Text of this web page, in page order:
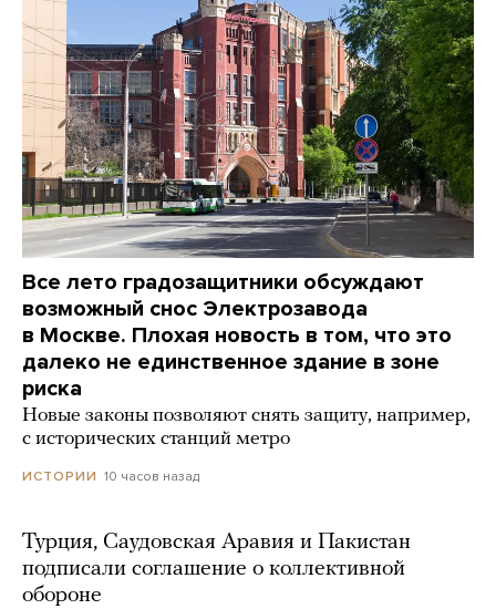
Все лето градозащитники обсуждают
возможный снос Электрозавода
в Москве. Плохая новость в том, что это
далеко не единственное здание в зоне
риска
Новые законы позволяют снять защиту, например,
с исторических станций метро
ИСТОРИИ 10 часов назад
Турция, Саудовская Аравия и Пакистан
подписали соглашение о коллективной
обороне